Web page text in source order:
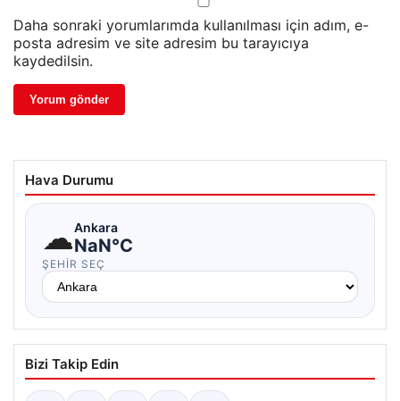
Daha sonraki yorumlarımda kullanılması için adım, e-
posta adresim ve site adresim bu tarayıcıya
kaydedilsin.
Hava Durumu
☁Ankara
NaN°C
ŞEHIR SEÇ
Bizi Takip Edin